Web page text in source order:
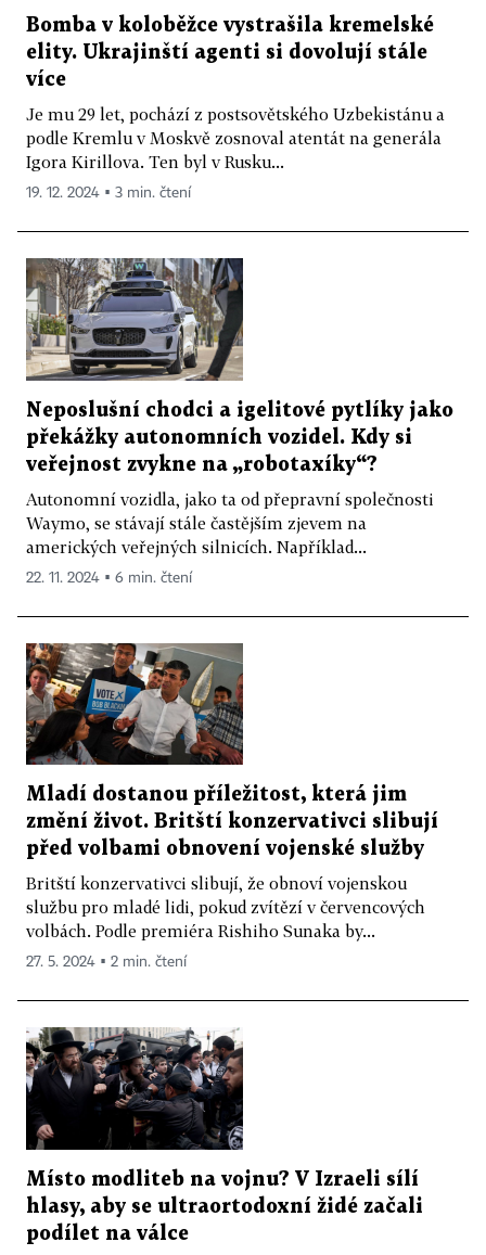
Bomba v koloběžce vystrašila kremelské
elity. Ukrajinští agenti si dovolují stále
více
Je mu 29 let, pochází z postsovětského Uzbekistánu a
podle Kremlu v Moskvě zosnoval atentát na generála
Igora Kirillova. Ten byl v Rusku...
19. 12. 2024 ▪ 3 min. čtení
Neposlušní chodci a igelitové pytlíky jako
překážky autonomních vozidel. Kdy si
veřejnost zvykne na „robotaxíky“?
Autonomní vozidla, jako ta od přepravní společnosti
Waymo, se stávají stále častějším zjevem na
amerických veřejných silnicích. Například...
22. 11. 2024 ▪ 6 min. čtení
Mladí dostanou příležitost, která jim
změní život. Britští konzervativci slibují
před volbami obnovení vojenské služby
Britští konzervativci slibují, že obnoví vojenskou
službu pro mladé lidi, pokud zvítězí v červencových
volbách. Podle premiéra Rishiho Sunaka by...
27. 5. 2024 ▪ 2 min. čtení
Místo modliteb na vojnu? V Izraeli sílí
hlasy, aby se ultraortodoxní židé začali
podílet na válce